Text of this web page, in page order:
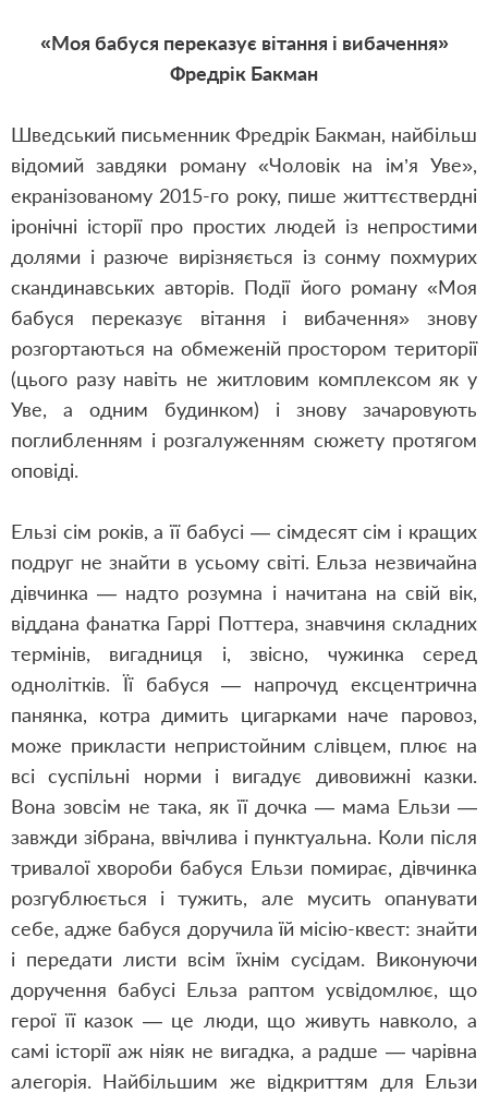
«Моя бабуся переказує вітання і вибачення»
Фредрік Бакман
Шведський письменник Фредрік Бакман, найбільш
відомий завдяки роману «Чоловік на ім’я Уве»,
екранізованому 2015-го року, пише життєствердні
іронічні історії про простих людей із непростими
долями і разюче вирізняється із сонму похмурих
скандинавських авторів. Події його роману «Моя
бабуся переказує вітання і вибачення» знову
розгортаються на обмеженій простором території
(цього разу навіть не житловим комплексом як у
Уве, а одним будинком) і знову зачаровують
поглибленням і розгалуженням сюжету протягом
оповіді.
Ельзі сім років, а її бабусі — сімдесят сім і кращих
подруг не знайти в усьому світі. Ельза незвичайна
дівчинка — надто розумна і начитана на свій вік,
віддана фанатка Гаррі Поттера, знавчиня складних
термінів, вигадниця і, звісно, чужинка серед
однолітків. Її бабуся — напрочуд ексцентрична
панянка, котра димить цигарками наче паровоз,
може прикласти непристойним слівцем, плює на
всі суспільні норми і вигадує дивовижні казки.
Вона зовсім не така, як її дочка — мама Ельзи —
завжди зібрана, ввічлива і пунктуальна. Коли після
тривалої хвороби бабуся Ельзи помирає, дівчинка
розгублюється і тужить, але мусить опанувати
себе, адже бабуся доручила їй місію-квест: знайти
і передати листи всім їхнім сусідам. Виконуючи
доручення бабусі Ельза раптом усвідомлює, що
герої її казок — це люди, що живуть навколо, а
самі історії аж ніяк не вигадка, а радше — чарівна
алегорія. Найбільшим же відкриттям для Ельзи